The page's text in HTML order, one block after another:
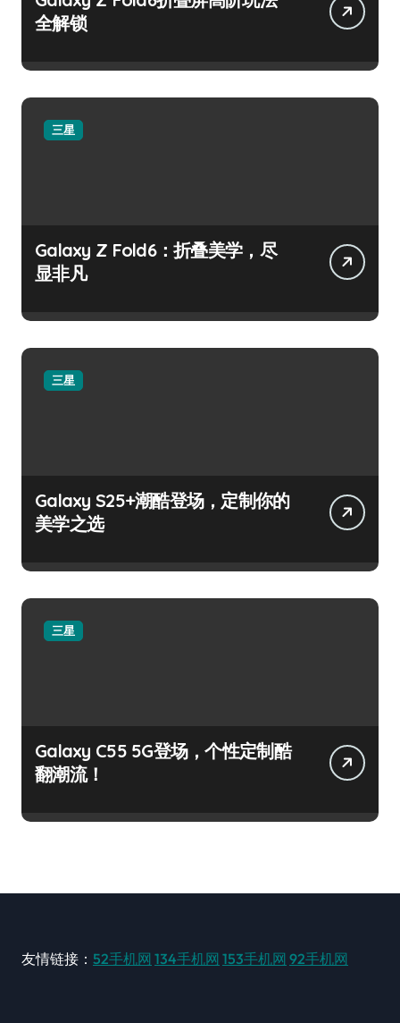
全解锁
三星
Galaxy Z Fold6：折叠美学，尽
显非凡
三星
Galaxy S25+潮酷登场，定制你的
美学之选
三星
Galaxy C55 5G登场，个性定制酷
翻潮流！
友情链接： 52手机网 134手机网 153手机网 92手机网